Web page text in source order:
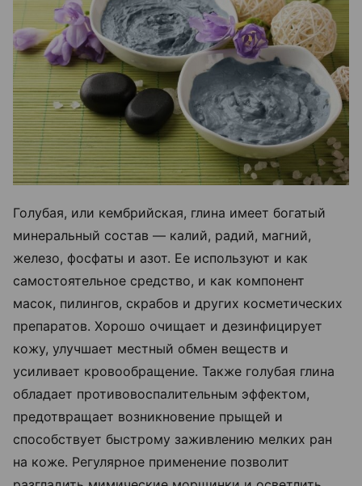
Голубая, или кембрийская, глина имеет богатый
минеральный состав — калий, радий, магний,
железо, фосфаты и азот. Ее используют и как
самостоятельное средство, и как компонент
масок, пилингов, скрабов и других косметических
препаратов. Хорошо очищает и дезинфицирует
кожу, улучшает местный обмен веществ и
усиливает кровообращение. Также голубая глина
обладает противовоспалительным эффектом,
предотвращает возникновение прыщей и
способствует быстрому заживлению мелких ран
на коже. Регулярное применение позволит